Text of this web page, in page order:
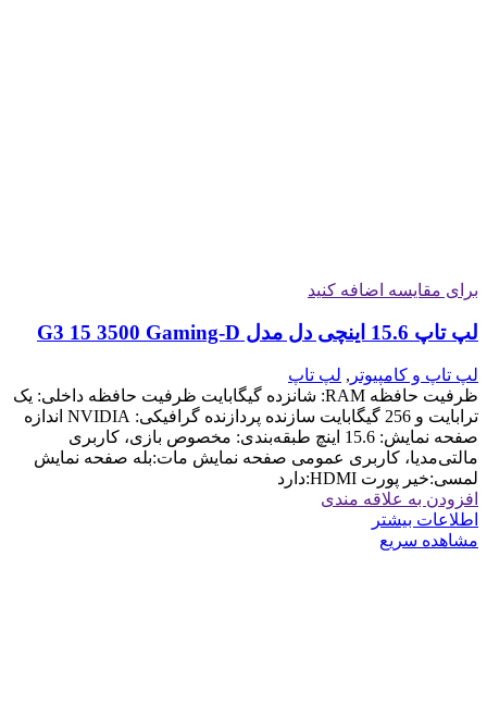
برای مقایسه اضافه کنید
لپ تاپ 15.6 اینچی دل مدل G3 15 3500 Gaming-D
لپ تاپ و کامپیوتر , لپ تاپ
ظرفیت حافظه RAM: شانزده گیگابایت ظرفیت حافظه داخلی: یک
ترابایت و 256 گیگابایت سازنده پردازنده گرافیکی: NVIDIA اندازه
صفحه نمایش: 15.6 اینچ طبقه‌بندی: مخصوص بازی، کاربری
مالتی‌مدیا، کاربری عمومی صفحه نمایش مات:بله صفحه نمایش
لمسی:خیر پورت HDMI:دارد
افزودن به علاقه مندی
اطلاعات بیشتر
مشاهده سریع